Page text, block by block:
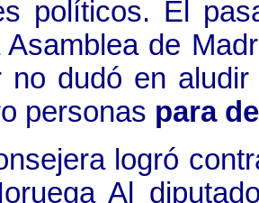
políticos. El
Asamblea de
no dudó en
personas para
logró
Al